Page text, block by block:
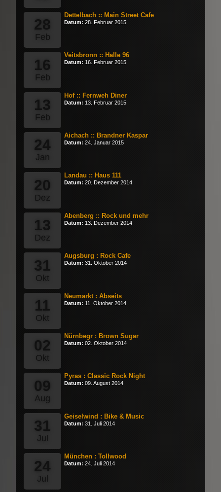
28
Feb
Dettelbach :: Main Street Cafe
Datum: 28. Februar 2015
16
Feb
Veitsbronn :: Halle 96
Datum: 16. Februar 2015
13
Feb
Hof :: Fernweh Diner
Datum: 13. Februar 2015
24
Jan
Aichach :: Brandner Kaspar
Datum: 24. Januar 2015
20
Dez
Landau :: Haus 111
Datum: 20. Dezember 2014
13
Dez
Abenberg :: Rock und mehr
Datum: 13. Dezember 2014
31
Okt
Augsburg : Rock Cafe
Datum: 31. Oktober 2014
11
Okt
Neumarkt : Abseits
Datum: 11. Oktober 2014
02
Okt
Nürnbegr : Brown Sugar
Datum: 02. Oktober 2014
09
Aug
Pyras : Classic Rock Night
Datum: 09. August 2014
31
Jul
Geiselwind : Bike & Music
Datum: 31. Juli 2014
24
Jul
München : Tollwood
Datum: 24. Juli 2014